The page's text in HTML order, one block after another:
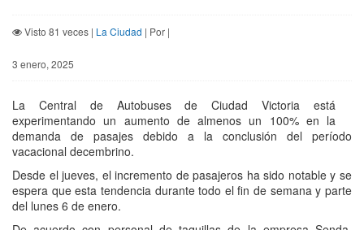
Visto 81 veces | La Ciudad | Por |
3 enero, 2025
La Central de Autobuses de Ciudad Victoria está
experimentando un aumento de almenos un 100% en la
demanda de pasajes debido a la conclusión del período
vacacional decembrino.
Desde el jueves, el incremento de pasajeros ha sido notable y se
espera que esta tendencia durante todo el fin de semana y parte
del lunes 6 de enero.